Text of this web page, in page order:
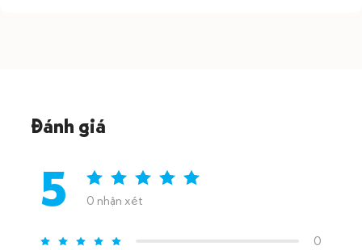
Đánh giá
5 0 nhận xét
0